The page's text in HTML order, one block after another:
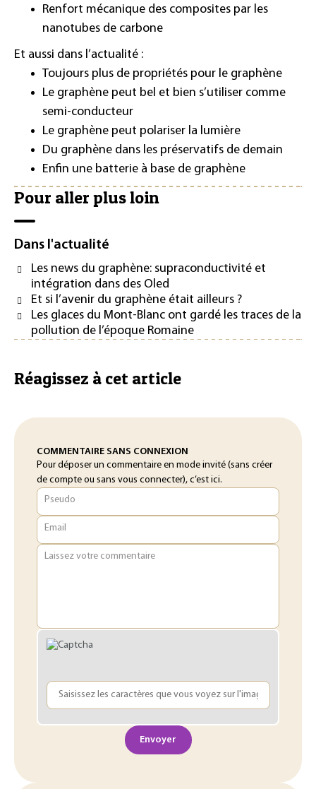
Renfort mécanique des composites par les
nanotubes de carbone
Et aussi dans l’actualité :
Toujours plus de propriétés pour le graphène
Le graphène peut bel et bien s’utiliser comme
semi-conducteur
Le graphène peut polariser la lumière
Du graphène dans les préservatifs de demain
Enfin une batterie à base de graphène
Pour aller plus loin
Dans l'actualité
Les news du graphène: supraconductivité et
intégration dans des Oled
Et si l’avenir du graphène était ailleurs ?
Les glaces du Mont-Blanc ont gardé les traces de la
pollution de l’époque Romaine
Réagissez à cet article
COMMENTAIRE SANS CONNEXION
Pour déposer un commentaire en mode invité (sans créer
de compte ou sans vous connecter), c’est ici.
Pseudo
Email
Laissez votre commentaire
Envoyer